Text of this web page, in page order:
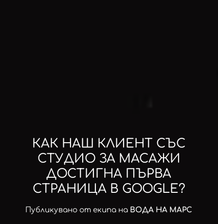
КАК НАШ КЛИЕНТ СЪС
СТУДИО ЗА МАСАЖИ
ДОСТИГНА ПЪРВА
СТРАНИЦА В GOOGLE?
Публикувано от екипа на ВОДА НА МАРС